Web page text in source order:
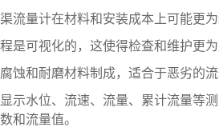
流量计在材料和安装成本上可能更为
是可视化的，这使得检查和维护更为
蚀和耐磨材料制成，适合于恶劣的流
示水位、流速、流量、累计流量等
和流量值。